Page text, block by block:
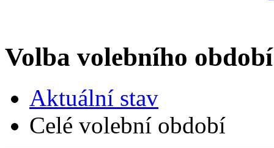
Volba volebního období
Aktuální stav
Celé volební období